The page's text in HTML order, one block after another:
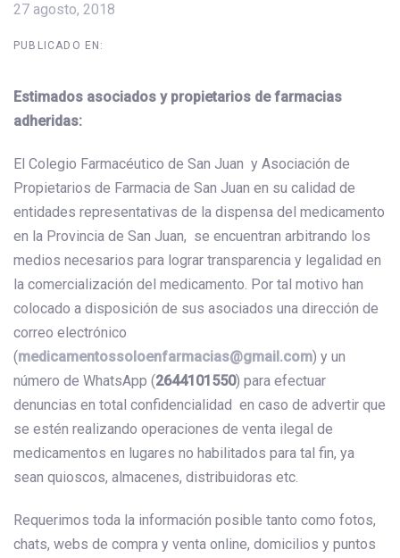
27 agosto, 2018
PUBLICADO EN:
Estimados asociados y propietarios de farmacias
adheridas:
El Colegio Farmacéutico de San Juan y Asociación de
Propietarios de Farmacia de San Juan en su calidad de
entidades representativas de la dispensa del medicamento
en la Provincia de San Juan, se encuentran arbitrando los
medios necesarios para lograr transparencia y legalidad en
la comercialización del medicamento. Por tal motivo han
colocado a disposición de sus asociados una dirección de
correo electrónico
(medicamentossoloenfarmacias@gmail.com) y un
número de WhatsApp (2644101550) para efectuar
denuncias en total confidencialidad en caso de advertir que
se estén realizando operaciones de venta ilegal de
medicamentos en lugares no habilitados para tal fin, ya
sean quioscos, almacenes, distribuidoras etc.
Requerimos toda la información posible tanto como fotos,
chats, webs de compra y venta online, domicilios y puntos